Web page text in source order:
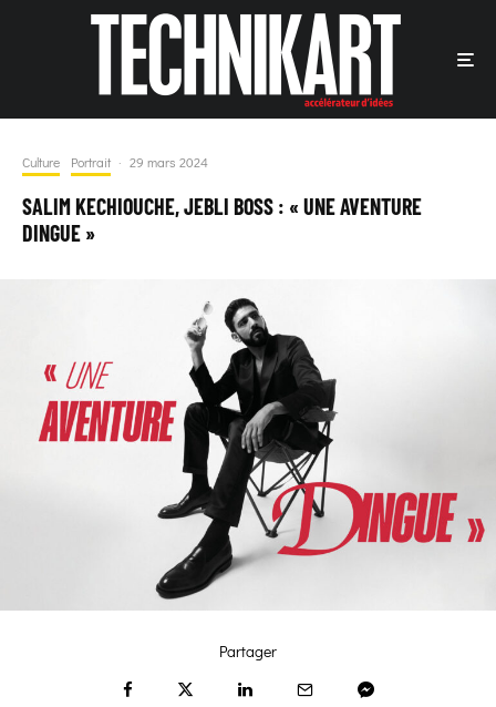
Culture Portrait · 29 mars 2024
SALIM KECHIOUCHE, JEBLI BOSS : « UNE AVENTURE
DINGUE »
Partager